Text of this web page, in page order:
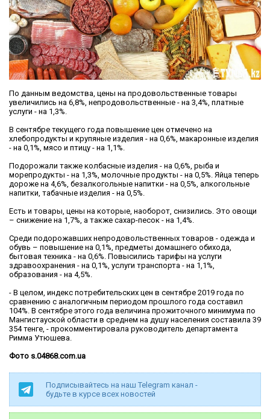
По данным ведомства, цены на продовольственные товары
увеличились на 6,8%, непродовольственные - на 3,4%, платные
услуги - на 1,3%.
В сентябре текущего года повышение цен отмечено на
хлебопродукты и крупяные изделия - на 0,6%, макаронные изделия
- на 0,1%, мясо и птицу - на 1,1%.
Подорожали также колбасные изделия - на 0,6%, рыба и
морепродукты - на 1,3%, молочные продукты - на 0,5%. Яйца теперь
дороже на 4,6%, безалкогольные напитки - на 0,5%, алкогольные
напитки, табачные изделия - на 0,5%.
Есть и товары, цены на которые, наоборот, снизились. Это овощи
– снижение на 1,7%, а также сахар-песок - на 1,4%.
Среди подорожавших непродовольственных товаров - одежда и
обувь – повышение на 0,1%, предметы домашнего обихода,
бытовая техника - на 0,6%. Повысились тарифы на услуги
здравоохранения - на 0,1%, услуги транспорта - на 1,1%,
образования - на 4,5%.
- В целом, индекс потребительских цен в сентябре 2019 года по
сравнению с аналогичным периодом прошлого года составил
104%. В сентябре этого года величина прожиточного минимума по
Мангистауской области в среднем на душу населения составила 39
354 тенге, - прокомментировала руководитель департамента
Римма Утюшева.
Фото s.04868.com.ua
Подписывайтесь на наш Telegram канал -
будьте в курсе всех новостей